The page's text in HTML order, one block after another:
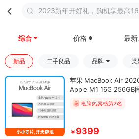
2023新年开好礼，购机享最高
综合 价格 最新
新品 二手良品 品牌 类
苹果 MacBook Air
Apple M1 16G 256GB
电脑热卖榜第2名
￥ 9399